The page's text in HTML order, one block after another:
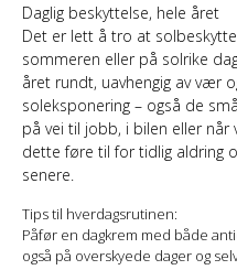
Daglig beskyttelse, hele året
Det er lett å tro at
sommeren eller på solrike
året rundt, uavhengig av vær
soleksponering – også de
på vei til jobb, i bilen eller når
dette føre til for tidlig aldring
senere.
Tips til hverdagsrutinen:
Påfør en dagkrem med både
også på overskyede dager og